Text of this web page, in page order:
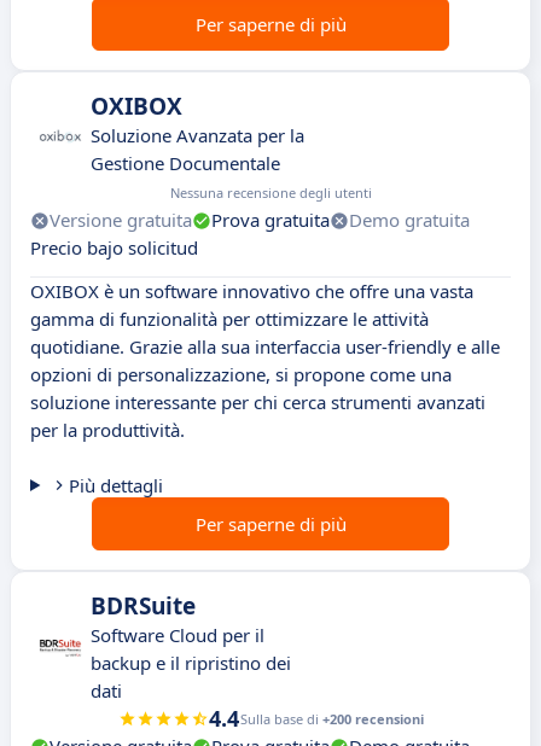
Per saperne di più
OXIBOX
Soluzione Avanzata per la
Gestione Documentale
Nessuna recensione degli utenti
Versione gratuita Prova gratuita
Demo gratuita
Precio bajo solicitud
OXIBOX è un software innovativo che offre una vasta
gamma di funzionalità per ottimizzare le attività
quotidiane. Grazie alla sua interfaccia user-friendly e alle
opzioni di personalizzazione, si propone come una
soluzione interessante per chi cerca strumenti avanzati
per la produttività.
Più dettagli
Per saperne di più
BDRSuite
Software Cloud per il
backup e il ripristino dei
dati
4.4Sulla base di +200 recensioni